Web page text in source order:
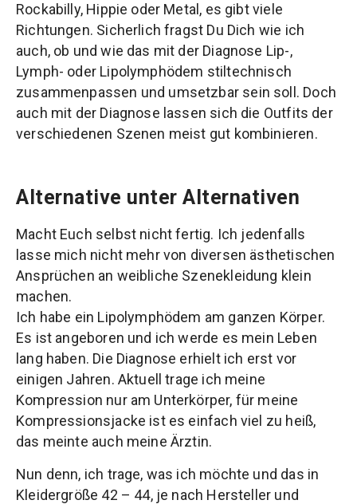
Rockabilly, Hippie oder Metal, es gibt viele
Richtungen. Sicherlich fragst Du Dich wie ich
auch, ob und wie das mit der Diagnose Lip-,
Lymph- oder Lipolymphödem stiltechnisch
zusammenpassen und umsetzbar sein soll. Doch
auch mit der Diagnose lassen sich die Outfits der
verschiedenen Szenen meist gut kombinieren.
Alternative unter Alternativen
Macht Euch selbst nicht fertig. Ich jedenfalls
lasse mich nicht mehr von diversen ästhetischen
Ansprüchen an weibliche Szenekleidung klein
machen.
Ich habe ein Lipolymphödem am ganzen Körper.
Es ist angeboren und ich werde es mein Leben
lang haben. Die Diagnose erhielt ich erst vor
einigen Jahren. Aktuell trage ich meine
Kompression nur am Unterkörper, für meine
Kompressionsjacke ist es einfach viel zu heiß,
das meinte auch meine Ärztin.
Nun denn, ich trage, was ich möchte und das in
Kleidergröße 42 – 44, je nach Hersteller und